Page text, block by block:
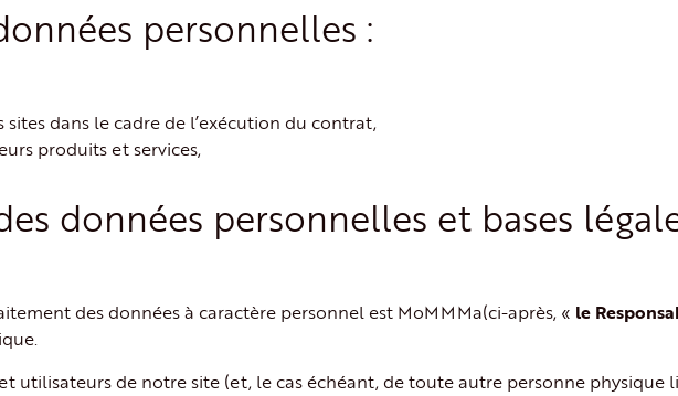
personnelles :
dans le cadre de l’exécution du contrat,
produits et services,
données personnelles et bases
des données à caractère personnel est MoMMMa(ci-après, « le
utilisateurs de notre site (et, le cas échéant, de toute autre personne physique